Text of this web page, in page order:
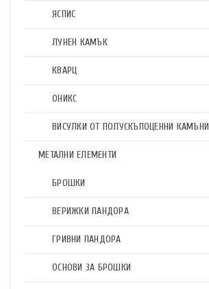
ЯСПИС
ЛУНЕН КАМЪК
КВАРЦ
ОНИКС
ВИСУЛКИ ОТ ПОЛУСКЪПОЦЕННИ КАМЪНИ
МЕТАЛНИ ЕЛЕМЕНТИ
БРОШКИ
ВЕРИЖКИ ПАНДОРА
ГРИВНИ ПАНДОРА
ОСНОВИ ЗА БРОШКИ